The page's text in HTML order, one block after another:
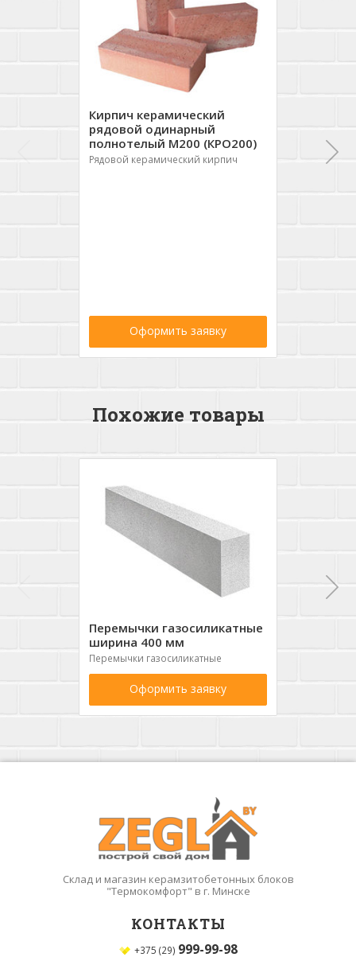
Кирпич керамический
рядовой одинарный
полнотелый М200 (КРО200)
Рядовой керамический кирпич
Оформить заявку
Похожие товары
Перемычки газосиликатные
ширина 400 мм
Перемычки газосиликатные
Оформить заявку
Склад и магазин керамзитобетонных блоков
"Термокомфорт" в г. Минске
КОНТАКТЫ
+375 (29) 999-99-98